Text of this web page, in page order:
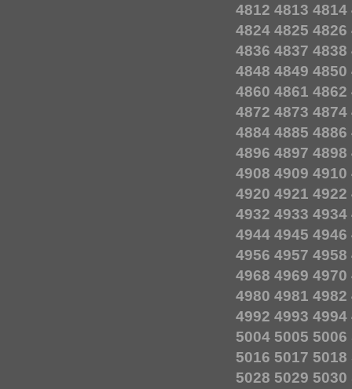
4812 4813 4814
4824 4825 4826
4836 4837 4838
4848 4849 4850
4860 4861 4862
4872 4873 4874
4884 4885 4886
4896 4897 4898
4908 4909 4910
4920 4921 4922
4932 4933 4934
4944 4945 4946
4956 4957 4958
4968 4969 4970
4980 4981 4982
4992 4993 4994
5004 5005 5006
5016 5017 5018
5028 5029 5030